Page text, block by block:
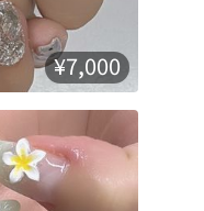
¥7,000